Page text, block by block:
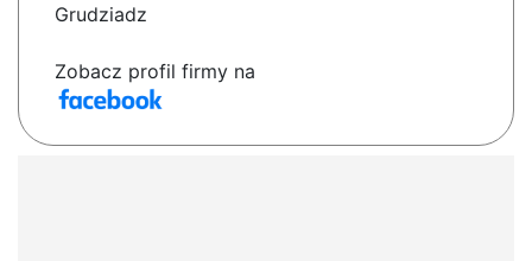
Grudziadz
Zobacz profil firmy na